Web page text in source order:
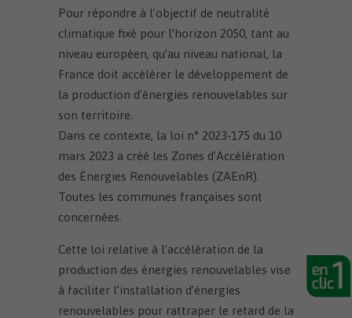
Pour répondre à l’objectif de neutralité
climatique fixé pour l’horizon 2050, tant au
niveau européen, qu’au niveau national, la
France doit accélérer le développement de
la production d’énergies renouvelables sur
son territoire.
Dans ce contexte, la loi n° 2023-175 du 10
mars 2023 a créé les Zones d’Accélération
des Énergies Renouvelables (ZAEnR).
Toutes les communes françaises sont
concernées.
Cette loi relative à l’accélération de la
production des énergies renouvelables vise
à faciliter l’installation d’énergies
renouvelables pour rattraper le retard de la